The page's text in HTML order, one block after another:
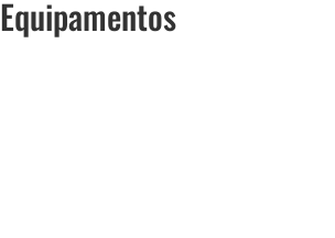
Equipamentos